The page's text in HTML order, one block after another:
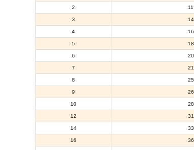
2
3
4
5
6
7
8
9
10
12
14
16